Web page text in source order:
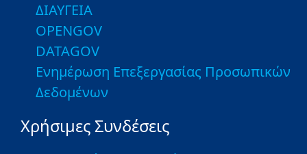
ΔΙΑΥΓΕΙΑ
OPENGOV
DATAGOV
Ενημέρωση Επεξεργασίας Προσωπικών
Δεδομένων
Χρήσιμες Συνδέσεις